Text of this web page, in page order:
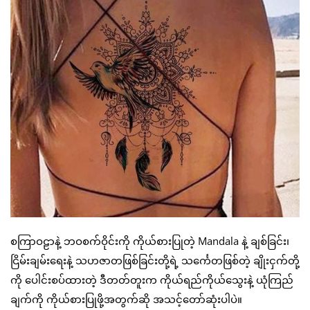
စကြာဝဠာနဲ့ ဘဝစက်ဝိုင်းကို ကိုယ်စားပြုတဲ့ Mandala နဲ့ ချစ်ခြင်း၊
ငြိမ်းချမ်းရေးနဲ့ သဟဇာတဖြစ်ခြင်းတို့ရဲ့ သင်္ကေတဖြစ်တဲ့ ချိုးငှက်တို့
ကို ပေါင်းစပ်ထားတဲ့ ဒီတတ်တူးက ကိုယ်ရည်ကိုယ်သွေးနဲ့ ယုံကြည်
ချက်ကို ကိုယ်စားပြုဖို့အတွက်ဆို အသင့်တော်ဆုံးပါပဲ။